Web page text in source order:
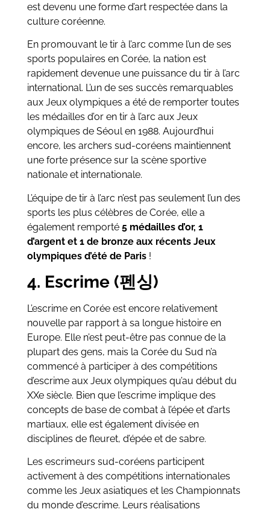
est devenu une forme d’art respectée dans la
culture coréenne.
En promouvant le tir à l’arc comme l’un de ses
sports populaires en Corée, la nation est
rapidement devenue une puissance du tir à l’arc
international. L’un de ses succès remarquables
aux Jeux olympiques a été de remporter toutes
les médailles d’or en tir à l’arc aux Jeux
olympiques de Séoul en 1988. Aujourd’hui
encore, les archers sud-coréens maintiennent
une forte présence sur la scène sportive
nationale et internationale.
L’équipe de tir à l’arc n’est pas seulement l’un des
sports les plus célèbres de Corée, elle a
également remporté 5 médailles d’or, 1
d’argent et 1 de bronze aux récents Jeux
olympiques d’été de Paris!
4. Escrime (펜싱)
L’escrime en Corée est encore relativement
nouvelle par rapport à sa longue histoire en
Europe. Elle n’est peut-être pas connue de la
plupart des gens, mais la Corée du Sud n’a
commencé à participer à des compétitions
d’escrime aux Jeux olympiques qu’au début du
XXe siècle. Bien que l’escrime implique des
concepts de base de combat à l’épée et d’arts
martiaux, elle est également divisée en
disciplines de fleuret, d’épée et de sabre.
Les escrimeurs sud-coréens participent
activement à des compétitions internationales
comme les Jeux asiatiques et les Championnats
du monde d’escrime. Leurs réalisations